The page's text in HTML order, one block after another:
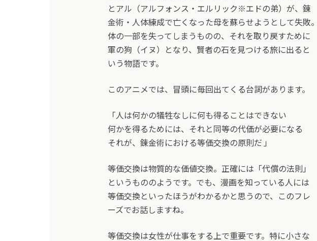
とアル（アルフォンス・エルリック※エドの弟）が、錬
金術・人体練成で亡くなった母を蘇らせようとして失敗。
体の一部を失ってしまうものの、それを取り戻すために
軍の狗（イヌ）となり、賢者の石を見つける旅に出ると
いう物語です。
このアニメでは、冒頭に毎回出てくる台詞があります。
「人は何かの犠牲なしに何も得ることはできない
何かを得るためには、それと同等の代価が必要になる
それが、錬金術における等価交換の原則だ 」
等価交換は物質的な価値交換。正確には「代償の法則」
というもののようです。でも、漫画を知っている人には
等価交換といったほうがわかるかと思うので、このフレ
ーズでお話しますね。
等価交換は女性が仕事をする上で重要です。特に小さな